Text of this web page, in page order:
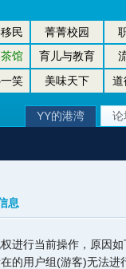
民 菁菁校园
馆 育儿与教育
笑 美味天下
道
YY的港湾 论
息
进行当前操作，原因如
的用户组(游客)无法进